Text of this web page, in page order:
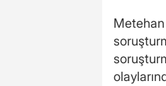
Metehan